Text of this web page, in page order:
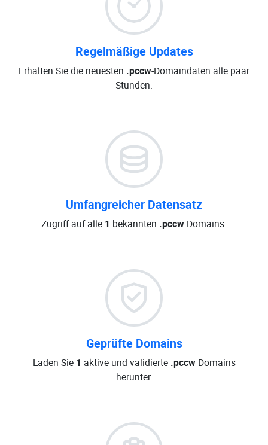
Regelmäßige Updates
Erhalten Sie die neuesten .pccw-Domaindaten alle paar
Stunden.
Umfangreicher Datensatz
Zugriff auf alle 1 bekannten .pccw Domains.
Geprüfte Domains
Laden Sie 1 aktive und validierte .pccwDomains
herunter.